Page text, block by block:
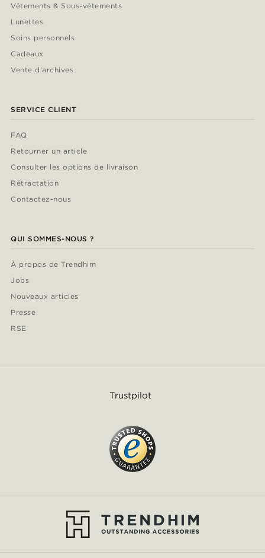
Vêtements & Sous-vêtements
Lunettes
Soins personnels
Cadeaux
Vente d'archives
SERVICE CLIENT
FAQ
Retourner un article
Consulter les options de livraison
Rétractation
Contactez-nous
QUI SOMMES-NOUS ?
À propos de Trendhim
Jobs
Nouveaux articles
Presse
RSE
Trustpilot